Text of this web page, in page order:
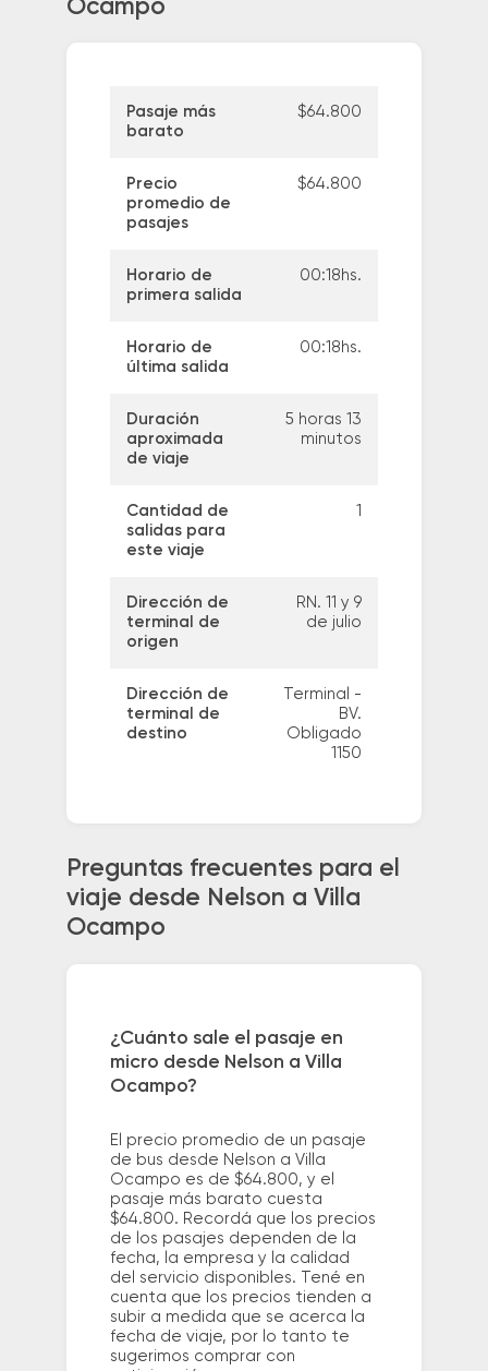
Ocampo
Pasaje más
barato
$64.800
Precio
promedio de
pasajes
$64.800
Horario de
primera salida
00:18hs.
Horario de
última salida
00:18hs.
Duración
aproximada
de viaje
5 horas 13
minutos
Cantidad de
salidas para
este viaje
1
Dirección de
terminal de
origen
RN. 11 y 9
de julio
Dirección de
terminal de
destino
Terminal -
BV.
Obligado
1150
Preguntas frecuentes para el
viaje desde Nelson a Villa
Ocampo
¿Cuánto sale el pasaje en
micro desde Nelson a Villa
Ocampo?
El precio promedio de un pasaje
de bus desde Nelson a Villa
Ocampo es de $64.800, y el
pasaje más barato cuesta
$64.800. Recordá que los precios
de los pasajes dependen de la
fecha, la empresa y la calidad
del servicio disponibles. Tené en
cuenta que los precios tienden a
subir a medida que se acerca la
fecha de viaje, por lo tanto te
sugerimos comprar con